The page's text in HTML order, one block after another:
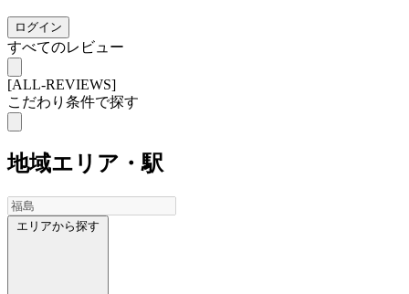
ログイン
すべてのレビュー
[ALL-REVIEWS]
こだわり条件で探す
地域エリア・駅
エリアから探す